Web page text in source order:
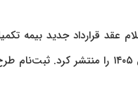
عقد قرارداد جدید بیمه